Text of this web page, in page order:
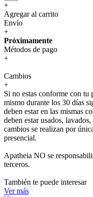
+
Agregar al carrito
Envío
+
Próximamente
Métodos de pago
+
Cambios
+
Si no estas conforme con tu
mismo durante los 30 días
deben estar en las mismas
deben estar usados,
cambios se realizan por
presencial.
Apatheia NO se
terceros.
También te puede interesar
Ver más